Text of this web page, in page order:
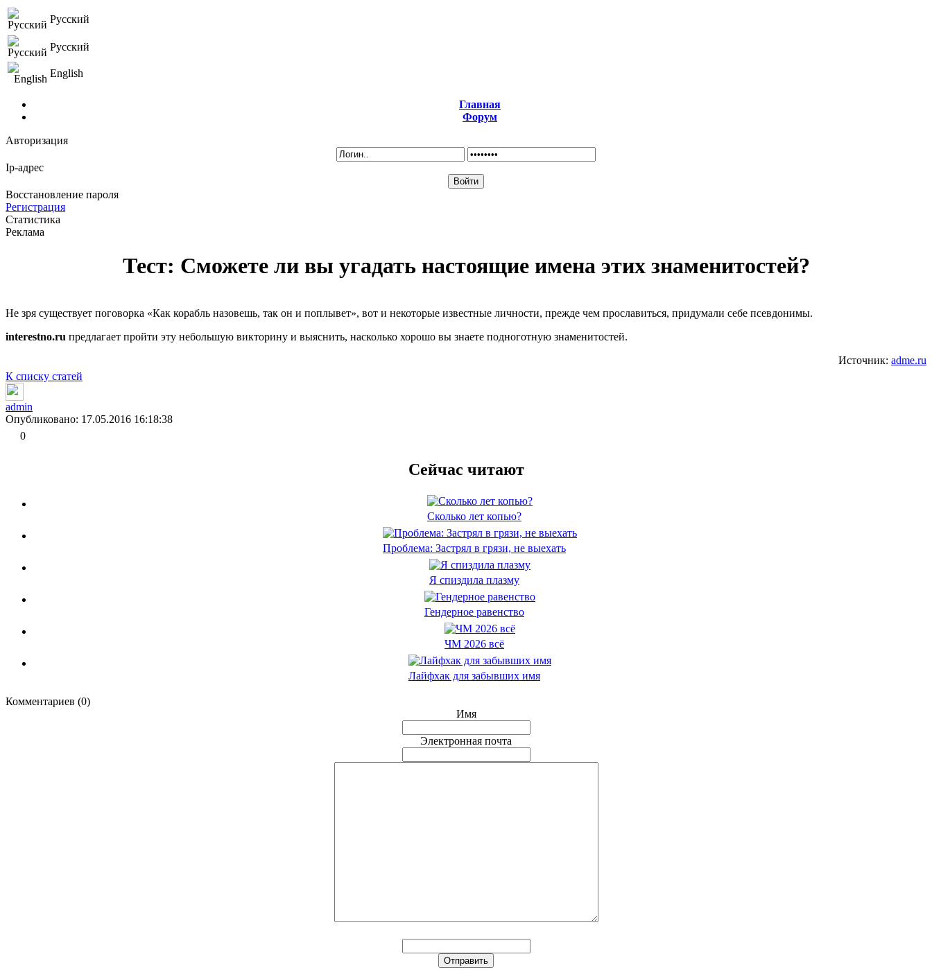
Русский
Русский
English
Главная
Форум
Авторизация
Ip-адрес
Восстановление пароля
Регистрация
Статистика
Реклама
Тест: Сможете ли вы угадать настоящие имена этих знаменитостей?
Не зря существует поговорка «Как корабль назовешь, так он и поплывет», вот и некоторые известные личности, прежде чем прославиться, придумали себе псевдонимы.
interestno.ru предлагает пройти эту небольшую викторину и выяснить, насколько хорошо вы знаете подноготную знаменитостей.
Источник: adme.ru
К списку статей
admin
Опубликовано: 17.05.2016 16:18:38
0
Сейчас читают
Сколько лет копью?
Проблема: Застрял в грязи, не выехать
Я спиздила плазму
Гендерное равенство
ЧМ 2026 всё
Лайфхак для забывших имя
Комментариев (0)
Имя
Электронная почта